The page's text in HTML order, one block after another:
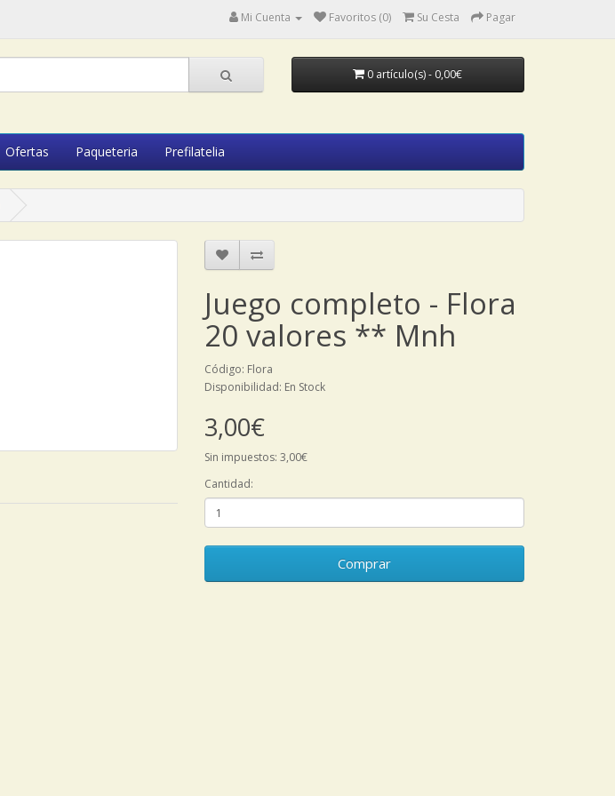
Mi Cuenta Favoritos (0) Su Cesta Pagar
0 artículo(s) - 0,00€
Ofertas Paqueteria Prefilatelia
Juego completo - Flora
20 valores ** Mnh
Código: Flora
Disponibilidad: En Stock
3,00€
Sin impuestos: 3,00€
Cantidad:
Comprar